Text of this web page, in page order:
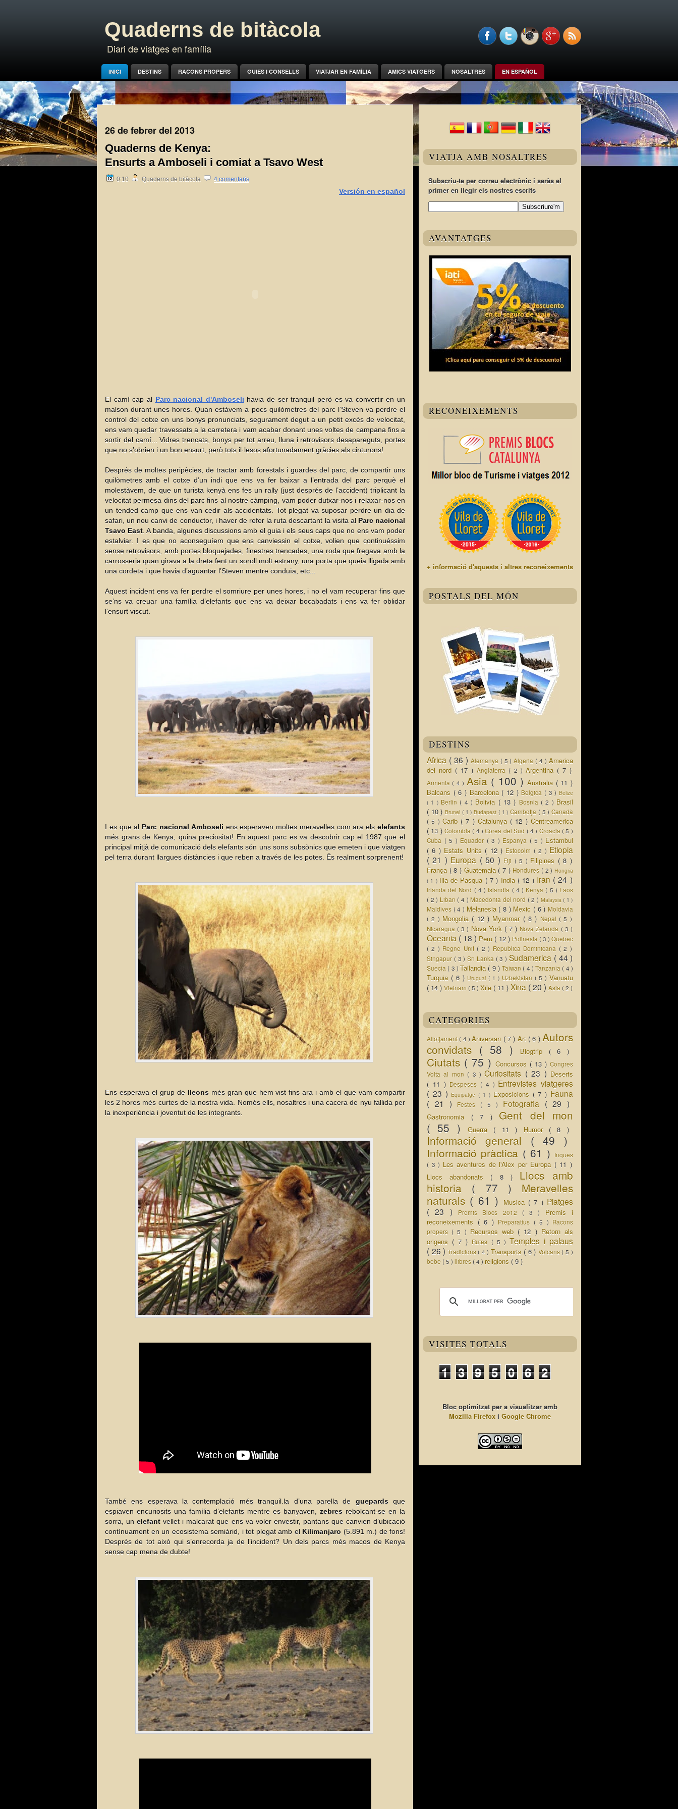
Quaderns de bitàcola
Diari de viatges en família
INICI DESTINS RACONS PROPERS GUIES I CONSELLS VIATJAR EN FAMÍLIA AMICS VIATGERS NOSALTRES EN ESPAÑOL
26 de febrer del 2013
Quaderns de Kenya:
Ensurts a Amboseli i comiat a Tsavo West
0:10 Quaderns de bitàcola 4 comentaris
Versión en español
El camí cap al Parc nacional d'Amboseli havia de ser tranquil però es va convertir en un
malson durant unes hores. Quan estàvem a pocs quilòmetres del parc l’Steven va perdre el
control del cotxe en uns bonys pronunciats, segurament degut a un petit excés de velocitat,
ens vam quedar travessats a la carretera i vam acabar donant unes voltes de campana fins a
sortir del camí... Vidres trencats, bonys per tot arreu, lluna i retrovisors desapareguts, portes
que no s’obrien i un bon ensurt, però tots il·lesos afortunadament gràcies als cinturons!
Després de moltes peripècies, de tractar amb forestals i guardes del parc, de compartir uns
quilòmetres amb el cotxe d’un indi que ens va fer baixar a l’entrada del parc perquè el
molestàvem, de que un turista kenyà ens fes un rally (just després de l’accident) triplicant la
velocitat permesa dins del parc fins al nostre càmping, vam poder dutxar-nos i relaxar-nos en
un tended camp que ens van cedir als accidentats. Tot plegat va suposar perdre un dia de
safari, un nou canvi de conductor, i haver de refer la ruta descartant la visita al Parc nacional
Tsavo East . A banda, algunes discussions amb el guia i els seus caps que no ens vam poder
estalviar. I es que no aconseguíem que ens canviessin el cotxe, volien que continuéssim
sense retrovisors, amb portes bloquejades, finestres trencades, una roda que fregava amb la
carrosseria quan girava a la dreta fent un soroll molt estrany, una porta que queia lligada amb
una cordeta i que havia d’aguantar l’Steven mentre conduïa, etc...
Aquest incident ens va fer perdre el somriure per unes hores, i no el vam recuperar fins que
se’ns va creuar una família d’elefants que ens va deixar bocabadats i ens va fer oblidar
l’ensurt viscut.
I es que al Parc nacional Amboseli ens esperaven moltes meravelles com ara elselefants
més grans de Kenya, quina preciositat! En aquest parc es va descobrir cap el 1987 que el
principal mitjà de comunicació dels elefants són uns sons subsònics que emeten i que viatgen
pel terra durant llargues distàncies i que reben a través de les potes. És realment sorprenent!
Ens esperava el grup de lleonsmés gran que hem vist fins ara i amb el que vam compartir
les 2 hores més curtes de la nostra vida. Només ells, nosaltres i una cacera de nyu fallida per
la inexperiència i joventut de les integrants.
També ens esperava la contemplació més tranquil.la d’una parella de guepardsque
espiaven encuriosits una família d’elefants mentre es banyaven, zebres rebolcant-se en la
sorra, unelefantvellet i malcarat que ens va voler envestir, pantans que canvien d’ubicació
contínuament en un ecosistema semiàrid, i tot plegat amb el Kilimanjaro (5.891 m.) de fons!
Després de tot això qui s’enrecorda ja de l’incident? Un dels parcs més macos de Kenya
sense cap mena de dubte!
VIATJA AMB NOSALTRES
Subscriu-te per correu electrònic i seràs el
primer en llegir els nostres escrits
AVANTATGES
RECONEIXEMENTS
+ informació d'aquests i altres reconeixements
POSTALS DEL MÓN
DESTINS
Africa ( 36 ) Alemanya ( 5 )Algeria ( 4 )America
del nord ( 17 )Anglaterra ( 2 ) Argentina ( 7 )
Armenia ( 4 ) Asia ( 100 )Australia ( 11 )
Balcans ( 6 ) Barcelona ( 12 ) Belgica ( 3 )Belize
( 1 ) Berlin ( 4 ) Bolivia ( 13 ) Bosnia ( 2 ) Brasil
( 10 )Brunei ( 1 )Budapest ( 1 )Cambotja ( 5 )Canadà
( 5 ) Carib ( 7 ) Catalunya ( 12 )Centreamerica
( 13 )Colombia ( 4 )Corea del Sud ( 4 ) Croacia ( 5 )
Cuba ( 5 ) Equador ( 3 ) Espanya ( 5 ) Estambul
( 6 ) Estats Units ( 12 ) Estocolm ( 2 ) Etiopia
( 21 ) Europa ( 50 ) Fiji ( 5 ) Filipines ( 8 )
França ( 8 ) Guatemala ( 7 ) Hondures ( 2 ) Hongria
( 1 ) Illa de Pasqua ( 7 ) India ( 12 ) Iran ( 24 )
Irlanda del Nord ( 4 ) Islandia ( 4 ) Kenya ( 5 ) Laos
( 2 ) Liban ( 4 ) Macedonia del nord ( 2 ) Malaysia( 1 )
Maldives ( 4 ) Melanesia ( 8 ) Mexic ( 6 ) Moldavia
( 2 ) Mongolia ( 12 ) Myanmar ( 8 ) Nepal ( 5 )
Nicaragua ( 3 ) Nova York ( 7 ) Nova Zelanda ( 3 )
Oceania ( 18 ) Peru ( 12 ) Polinesia ( 3 )Quebec
( 2 ) Regne Unit ( 2 ) Republica Dominicana ( 2 )
Singapur ( 3 )Sri Lanka ( 3 ) Sudamerica ( 44 )
Suecia ( 3 ) Tailandia ( 9 ) Taiwan ( 4 ) Tanzania ( 4 )
Turquia ( 6 ) Uruguai( 1 ) Uzbekistan ( 5 )Vanuatu
( 14 ) Vietnam ( 5 ) Xile ( 11 ) Xina ( 20 ) Àsia ( 2 )
CATEGORIES
Allotjament ( 4 )Aniversari ( 7 ) Art ( 6 )Autors
convidats ( 58 ) Blogtrip ( 6 )
Ciutats ( 75 ) Concursos ( 13 ) Congres
Volta al mon ( 3 )Curiositats ( 23 ) Deserts
( 11 ) Despeses ( 4 ) Entrevistes viatgeres
( 23 ) Equipatge( 1 ) Exposicions ( 7 ) Fauna
( 21 )
Festes ( 5 ) Fotografia ( 29 )
Gastronomia ( 7 ) Gent del mon
( 55 )Guerra ( 11 ) Humor ( 8 )
Informació general ( 49 )
Informació pràctica ( 61 )
Inques
( 3 ) Les aventures de l'Alex per Europa ( 11 )
Llocs abandonats ( 8 ) Llocs amb
historia ( 77 ) Meravelles
naturals ( 61 ) Musica ( 7 ) Platges
( 23 )
Premis Blocs 2012 ( 3 ) Premis i
reconeixements ( 6 ) Preparatius ( 5 ) Racons
propers ( 5 ) Recursos web ( 12 ) Retorn als
origens ( 7 ) Rutes ( 5 ) Temples i palaus
( 26 ) Tradicions ( 4 ) Transports ( 6 ) Volcans ( 5 )
bebe ( 5 ) llibres ( 4 ) religions ( 9 )
VISITES TOTALS
1 3 9 5 0 6 2
Bloc optimitzat per a visualitzar amb
Mozilla Firefox i Google Chrome